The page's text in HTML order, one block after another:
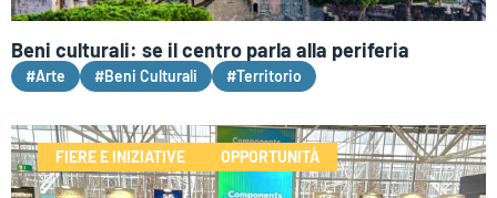
Beni culturali: se il centro parla alla periferia
#Arte #Beni Culturali #Territorio
FIERE E INIZIATIVE OPPORTUNITÀ